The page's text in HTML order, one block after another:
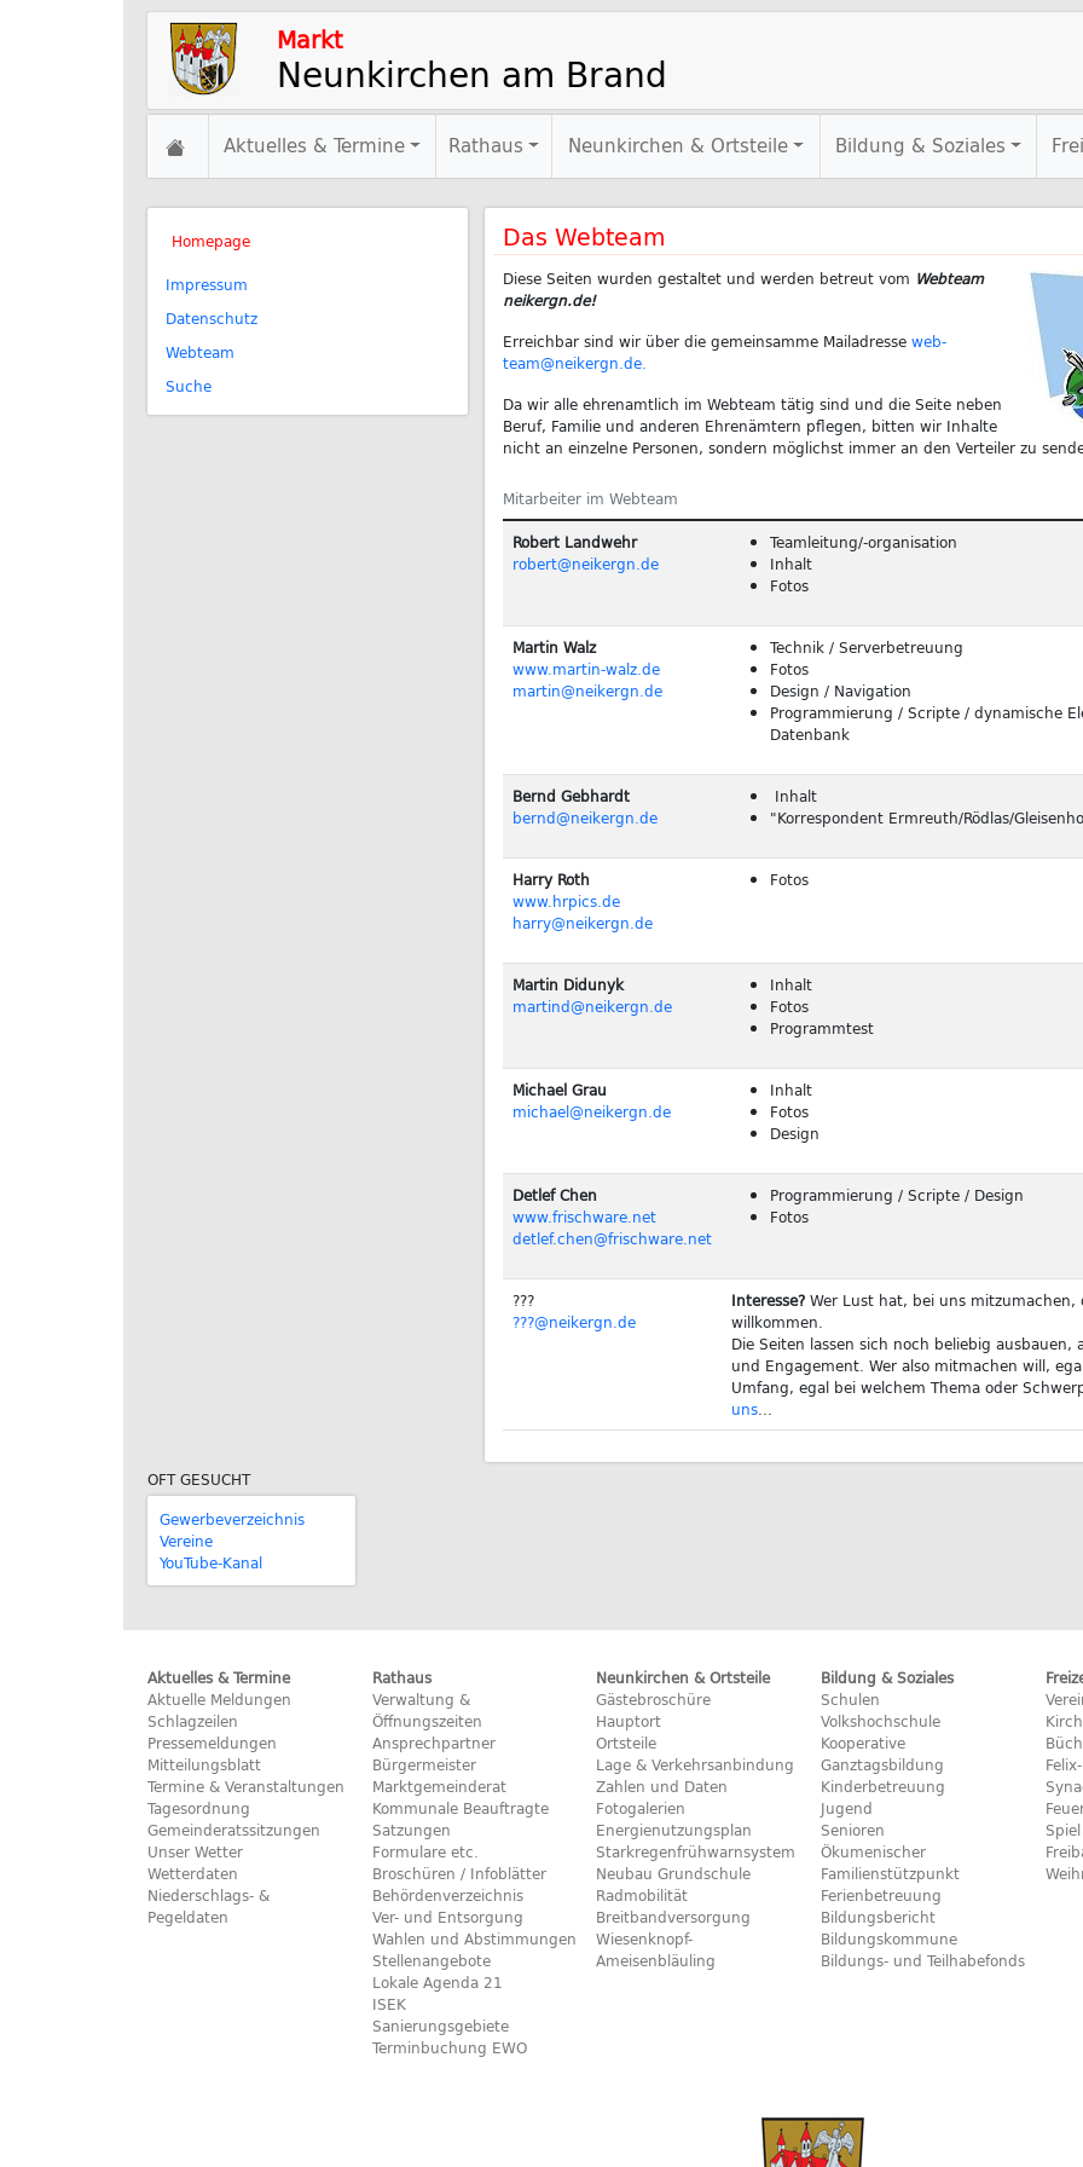
Markt
Neunkirchen am Brand
Aktuelles & Termine Rathaus Neunkirchen & Ortsteile Bildung & Soziales
Homepage
Impressum
Datenschutz
Webteam
Suche
Das Webteam
Diese Seiten wurden gestaltet und werden betreut vom Webteam
neikergn.de!
Erreichbar sind wir über die gemeinsamme Mailadresse web-
team@neikergn.de.
Da wir alle ehrenamtlich im Webteam tätig sind und die Seite neben
Beruf, Familie und anderen Ehrenämtern pflegen, bitten wir Inhalte
nicht an einzelne Personen, sondern möglichst immer an den Verteiler zu
Mitarbeiter im Webteam
Robert Landwehr
robert@neikergn.de
Teamleitung/-organisation
Inhalt
Fotos
Martin Walz
www.martin-walz.de
martin@neikergn.de
Technik / Serverbetreuung
Fotos
Design / Navigation
Programmierung / Scripte / dynamische
Datenbank
Bernd Gebhardt
bernd@neikergn.de
Inhalt
"Korrespondent Ermreuth/Rödlas/
Harry Roth
www.hrpics.de
harry@neikergn.de
Fotos
Martin Didunyk
martind@neikergn.de
Inhalt
Fotos
Programmtest
Michael Grau
michael@neikergn.de
Inhalt
Fotos
Design
Detlef Chen
www.frischware.net
detlef.chen@frischware.net
Programmierung / Scripte / Design
Fotos
???
???@neikergn.de
Interesse?Wer Lust hat, bei uns mitzumachen,
willkommen.
Die Seiten lassen sich noch beliebig ausbauen,
und Engagement. Wer also mitmachen will,
Umfang, egal bei welchem Thema oder
uns...
OFT GESUCHT
Gewerbeverzeichnis
Vereine
YouTube-Kanal
Aktuelles & Termine
Aktuelle Meldungen
Schlagzeilen
Pressemeldungen
Mitteilungsblatt
Termine & Veranstaltungen
Tagesordnung
Gemeinderatssitzungen
Unser Wetter
Wetterdaten
Niederschlags- &
Pegeldaten
Rathaus
Verwaltung &
Öffnungszeiten
Ansprechpartner
Bürgermeister
Marktgemeinderat
Kommunale Beauftragte
Satzungen
Formulare etc.
Broschüren / Infoblätter
Behördenverzeichnis
Ver- und Entsorgung
Wahlen und Abstimmungen
Stellenangebote
Lokale Agenda 21
ISEK
Sanierungsgebiete
Terminbuchung EWO
Neunkirchen & Ortsteile
Gästebroschüre
Hauptort
Ortsteile
Lage & Verkehrsanbindung
Zahlen und Daten
Fotogalerien
Energienutzungsplan
Starkregenfrühwarnsystem
Neubau Grundschule
Radmobilität
Breitbandversorgung
Wiesenknopf-
Ameisenbläuling
Bildung & Soziales
Schulen
Volkshochschule
Kooperative
Ganztagsbildung
Kinderbetreuung
Jugend
Senioren
Ökumenischer
Familienstützpunkt
Ferienbetreuung
Bildungsbericht
Bildungskommune
Bildungs- und Teilhabefonds